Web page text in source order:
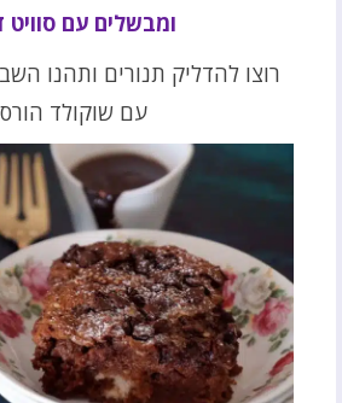
ומבשלים עם סוויט
רוצו להדליק תנורים ותהנו
עם שוקולד